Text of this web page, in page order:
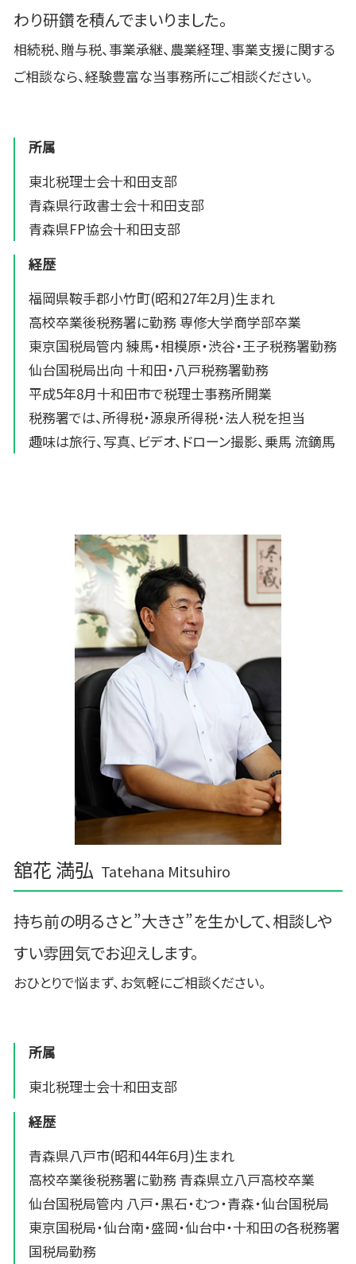
わり研鑽を積んでまいりました。
相続税、贈与税、事業承継、農業経理、事業支援に関する
ご相談なら、経験豊富な当事務所にご相談ください。
所属
東北税理士会十和田支部
青森県行政書士会十和田支部
青森県FP協会十和田支部
経歴
福岡県鞍手郡小竹町(昭和27年2月)生まれ
高校卒業後税務署に勤務 専修大学商学部卒業
東京国税局管内 練馬・相模原・渋谷・王子税務署勤務
仙台国税局出向 十和田・八戸税務署勤務
平成5年8月十和田市で税理士事務所開業
税務署では、所得税・源泉所得税・法人税を担当
趣味は旅行、写真、ビデオ、ドローン撮影、乗馬 流鏑馬
舘花 満弘 Tatehana Mitsuhiro
持ち前の明るさと”大きさ”を生かして、相談しや
すい雰囲気でお迎えします。
おひとりで悩まず、お気軽にご相談ください。
所属
東北税理士会十和田支部
経歴
青森県八戸市(昭和44年6月)生まれ
高校卒業後税務署に勤務 青森県立八戸高校卒業
仙台国税局管内 八戸・黒石・むつ・青森・仙台国税局
東京国税局・仙台南・盛岡・仙台中・十和田の各税務署
国税局勤務